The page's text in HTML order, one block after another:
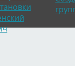
Вячеслав Малежик